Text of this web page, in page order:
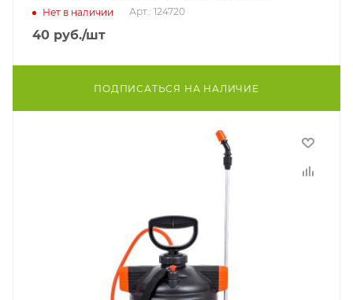
Нет в наличии Арт.: 124720
40 руб./шт
ПОДПИСАТЬСЯ НА НАЛИЧИЕ